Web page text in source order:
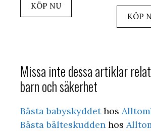
KÖP NU
KÖP
Missa inte dessa artiklar
barn och säkerhet
Bästa babyskyddethos
Bästa bälteskudden hos